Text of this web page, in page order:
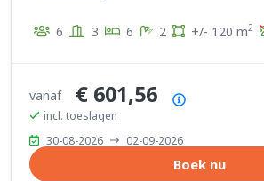
6 3 6 2 +/- 120 m2
vanaf € 601,56
incl. toeslagen
30-08-2026
02-09-2026
Boek nu